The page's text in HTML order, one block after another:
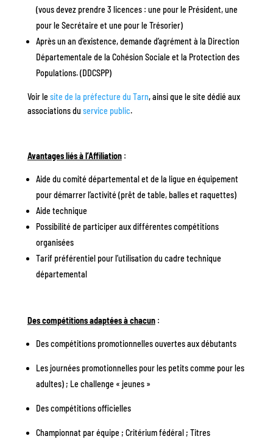
(vous devez prendre 3 licences : une pour le Président, une
pour le Secrétaire et une pour le Trésorier)
Après un an d’existence, demande d’agrément à la Direction
Départementale de la Cohésion Sociale et la Protection des
Populations. (DDCSPP)
Voir le site de la préfecture du Tarn,ainsi que le site dédié aux
associations du service public.
Avantages liés à l’Affiliation:
Aide du comité départemental et de la ligue en équipement
pour démarrer l’activité (prêt de table, balles et raquettes)
Aide technique
Possibilité de participer aux différentes compétitions
organisées
Tarif préférentiel pour l’utilisation du cadre technique
départemental
Des compétitions adaptées à chacun:
Des compétitions promotionnelles ouvertes aux débutants
Les journées promotionnelles pour les petits comme pour les
adultes) ; Le challenge « jeunes »
Des compétitions officielles
Championnat par équipe ; Critérium fédéral ; Titres